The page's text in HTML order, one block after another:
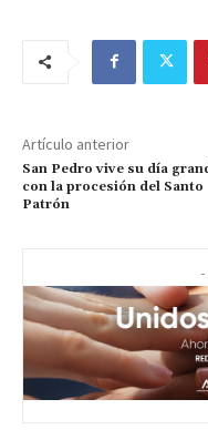
Artículo anterior
San Pedro vive su día
con la procesión del Santo
Patrón
-